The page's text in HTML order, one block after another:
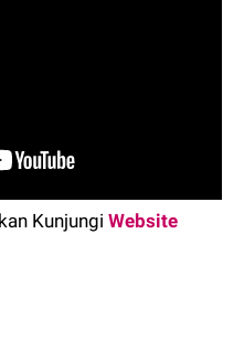
KunjungiWebsite